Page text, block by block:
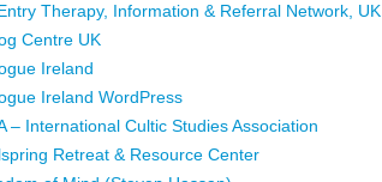
Therapy, Information & Referral Network, UK
Centre UK
Ireland
Ireland WordPress
– International Cultic Studies Association
Retreat & Resource Center